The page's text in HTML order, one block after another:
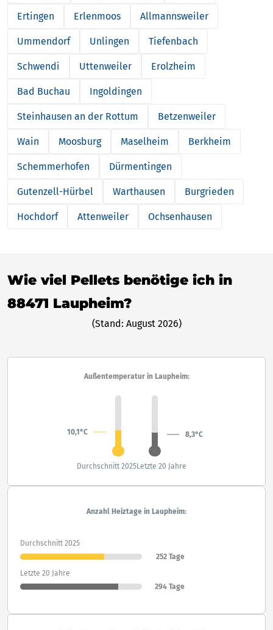
Ertingen Erlenmoos Allmannsweiler
Ummendorf Unlingen Tiefenbach
Schwendi Uttenweiler Erolzheim
Bad Buchau Ingoldingen
Steinhausen an der Rottum Betzenweiler
Wain Moosburg Maselheim Berkheim
Schemmerhofen Dürmentingen
Gutenzell-Hürbel Warthausen Burgrieden
Hochdorf Attenweiler Ochsenhausen
Wie viel Pellets benötige ich in
88471 Laupheim?
(Stand: August 2026)
Außentemperatur in Laupheim:
10,1°C 8,3°C
Durchschnitt 2025Letzte 20 Jahre
Anzahl Heiztage in Laupheim:
Durchschnitt 2025
252 Tage
Letzte 20 Jahre
294 Tage